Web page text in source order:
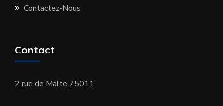
Contactez-Nous
Contact
2 rue de Malte 75011